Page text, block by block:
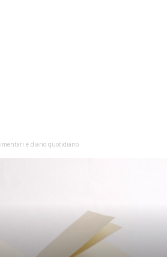
e diario quotidiano